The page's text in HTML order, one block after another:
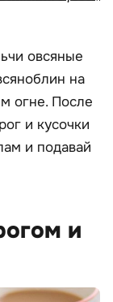
овсяные
на
огне. После
и кусочки
и подавай
и